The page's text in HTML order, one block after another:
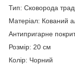
Тип: Сковорода
Матеріал: Кований
Антипригарне
Розмір: 20 см
Колір: Чорний